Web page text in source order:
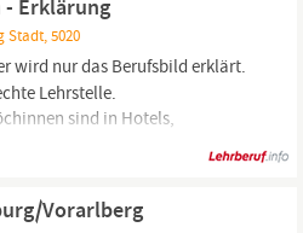
Erklärung
Stadt, 5020
wird nur das Berufsbild erklärt.
Lehrstelle.
sind in Hotels,
Pflegeheimen,
tätig. Sie kochen,
Speisekarten, kaufen
Im Team haben sie...
Vorarlberg